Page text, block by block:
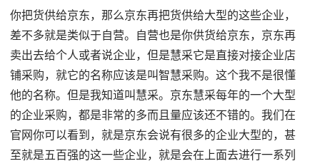
你把货供给京东，那么京东再把货供给大型的这些企业，
差不多就是类似于自营。自营也是你供货给京东，京东再
卖出去给个人或者说企业，但是慧采它是直接对接企业店
铺采购，就它的名称应该是叫智慧采购。这个我不是很懂
他的名称。但是我知道叫慧采。京东慧采每年的一个大型
的企业采购，都是非常的多而且量应该还不错的。我们在
官网你可以看到，就是京东会说有很多的企业大型的，甚
至就是五百强的这一些企业，就是会在上面去进行一系列